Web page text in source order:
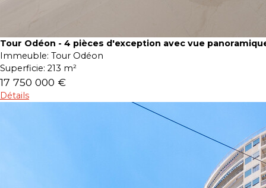
Tour Odéon - 4 pièces d'exception avec vue
Immeuble: Tour Odéon
Superficie: 213 m²
17 750 000 €
Détails